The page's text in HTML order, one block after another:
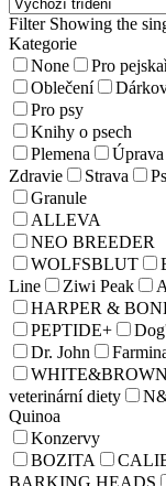
Filter Showing the
Kategorie
None
Pro
Oblečení
Pro psy
Knihy o psech
Plemena
Úprava
Zdravie
Strava
Granule
ALLEVA
NEO BREEDER
WOLFSBLUT
Line
Ziwi Peak
HARPER &
PEPTIDE+
Dr. John
WHITE&BROWN
veterinární diety
Quinoa
Konzervy
BOZITA
BARKING HEADS